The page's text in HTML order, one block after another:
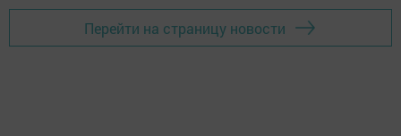
Перейти на страницу новости